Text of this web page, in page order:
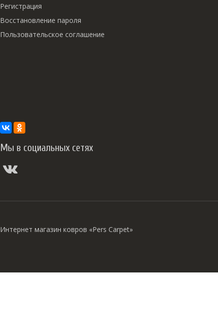
Регистрация
Восстановление пароля
Пользовательское соглашение
Мы в социальных сетях
Интернет магазин ковров «Pers Carpet»